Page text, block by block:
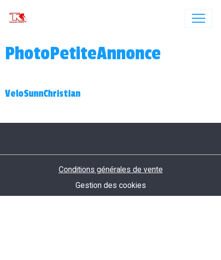
PhotoPetiteAnnonce
VeloSunnChristian
Conditions générales de vente
Gestion des cookies